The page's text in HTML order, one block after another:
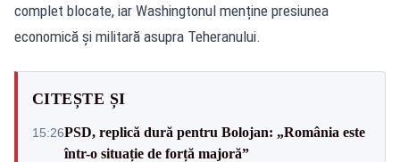
complet blocate, iar Washingtonul menține presiunea
economică și militară asupra Teheranului.
CITEȘTE ȘI
15:26PSD, replică dură pentru Bolojan: „România este
într-o situație de forță majoră”